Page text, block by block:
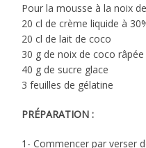
Pour la mousse à la noix
20 cl de crème liquide à
20 cl de lait de coco
30 g de noix de coco râpée
40 g de sucre glace
3 feuilles de gélatine
PRÉPARATION :
1- Commencer par verser